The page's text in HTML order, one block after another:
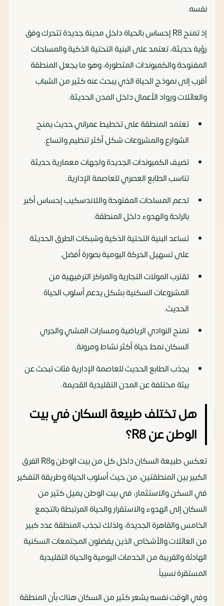
نفسه.
إذ تمنح R8 إحساس بالحياة داخل مدينة جديدة تتحرك وفق
رؤية حديثة، تعتمد على البنية التحتية الذكية والمساحات
المفتوحة والكمبوندات المتطورة، وهو ما يجعل المنطقة
أقرب إلى نموذج الحياة الذي يبحث عنه كثير من الشباب
والعائلات ورواد الأعمال داخل المدن الحديثة.
تعتمد المنطقة على تخطيط عمراني حديث يمنح
الشوارع والمشروعات شكل أكثر تنظيم واتساع.
تضيف الكمبوندات الجديدة واجهات معمارية حديثة
تناسب الطابع العصري للعاصمة الإدارية.
تدعم المساحات المفتوحة واللاندسكيب إحساس أكبر
بالراحة والهدوء داخل المنطقة.
تساعد البنية التحتية الذكية وشبكات الطرق الحديثة
على تسهيل الحركة اليومية بصورة أفضل.
تقترب المولات التجارية والمراكز الترفيهية من
المشروعات السكنية بشكل يدعم أسلوب الحياة
الحديث.
تمنح النوادي الرياضية ومسارات المشي والجري
السكان نمط حياة أكثر نشاط ومرونة.
يجذب الطابع الحديث للعاصمة الإدارية فئات تبحث عن
بيئة مختلفة عن المدن التقليدية القديمة.
هل تختلف طبيعة السكان في بيت
الوطن عن R8؟
تعكس طبيعة السكان داخل كل من بيت الوطن وR8 الفرق
الكبير بين المنطقتين، من حيث أسلوب الحياة وطريقة التفكير
في السكن والاستثمار، في بيت الوطن يميل كثير من
السكان إلى الهدوء والاستقرار والحياة المرتبطة بالتجمع
الخامس والقاهرة الجديدة، ولذلك تجذب المنطقة عدد كبير
من العائلات والأشخاص الذين يفضلون المجتمعات السكنية
الهادئة والقريبة من الخدمات اليومية والحياة التقليدية
المستقرة نسبياً.
وفي الوقت نفسه يشعر كثير من السكان هناك بأن المنطقة